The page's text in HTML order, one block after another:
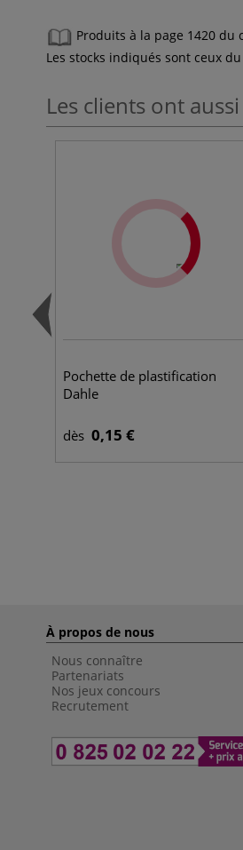
Produits à la page 1420 du
Les stocks indiqués sont ceux
Les clients ont
Pochette de plastification
Dahle
dès 0,15 €
À propos de nous
Nous connaître
Partenariats
Nos jeux concours
Recrutement